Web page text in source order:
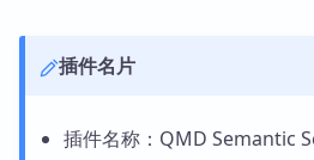
插件名片
插件名称：QMD Semantic